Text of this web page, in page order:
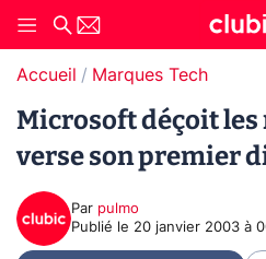
Accueil Marques Tech
Microsoft déçoit les
verse son premier
Par pulmo
Publié le 20 janvier 2003 à